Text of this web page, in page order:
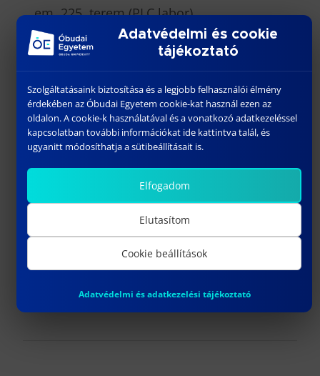
em. 225. terem (PLC labor)
Részvételi díj:
196.000 Ft
Kapcsolattartó:
Czigány Gabriella,
czigany.gabriella@bgk.uni-obuda.hu (+36-
1-666-5390)
#plc haladó anfolyam
Adatvédelmi és cookie
tájékoztató
Szolgáltatásaink biztosítása és a legjobb felhasználói élmény
érdekében az Óbudai Egyetem cookie-kat használ ezen az
oldalon. A cookie-k használatával és a vonatkozó adatkezeléssel
kapcsolatban további információkat ide kattintva talál, és
ugyanitt módosíthatja a sütibeállításait is.
Elfogadom
Elutasítom
Cookie beállítások
Adatvédelmi és adatkezelési tájékoztató